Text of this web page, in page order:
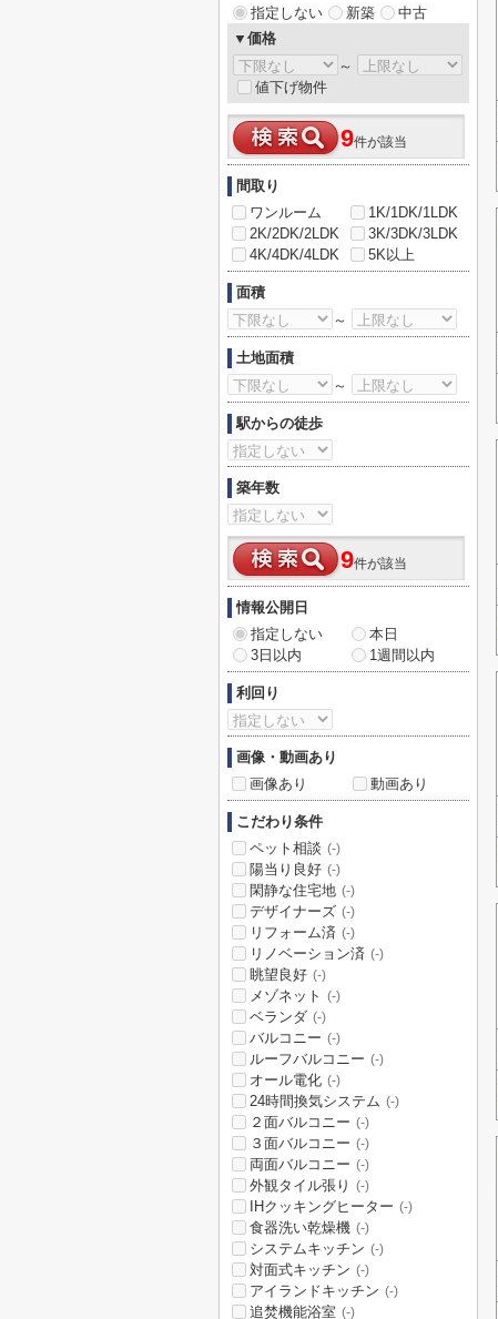
指定しない 新築
中古
▼価格
～
値下げ物件
9件が該当
間取り
ワンルーム
1K/1DK/1LDK
2K/2DK/2LDK
3K/3DK/3LDK
4K/4DK/4LDK
5K以上
面積
～
土地面積
～
駅からの徒歩
築年数
9件が該当
情報公開日
指定しない
本日
3日以内
1週間以内
利回り
画像・動画あり
画像あり
動画あり
こだわり条件
ペット相談 (-)
陽当り良好 (-)
閑静な住宅地 (-)
デザイナーズ (-)
リフォーム済 (-)
リノベーション済 (-)
眺望良好 (-)
メゾネット (-)
ベランダ (-)
バルコニー (-)
ルーフバルコニー (-)
オール電化 (-)
24時間換気システム (-)
２面バルコニー (-)
３面バルコニー (-)
両面バルコニー (-)
外観タイル張り (-)
IHクッキングヒーター (-)
食器洗い乾燥機 (-)
システムキッチン (-)
対面式キッチン (-)
アイランドキッチン (-)
追焚機能浴室 (-)